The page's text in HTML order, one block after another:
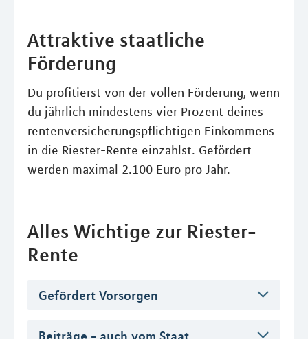
Attraktive staatliche
Förderung
Du profitierst von der vollen Förderung, wenn
du jährlich mindestens vier Prozent deines
rentenversicherungspflichtigen Einkommens
in die Riester-Rente einzahlst. Gefördert
werden maximal 2.100 Euro pro Jahr.
Alles Wichtige zur Riester-
Rente
Gefördert Vorsorgen
Beiträge - auch vom Staat